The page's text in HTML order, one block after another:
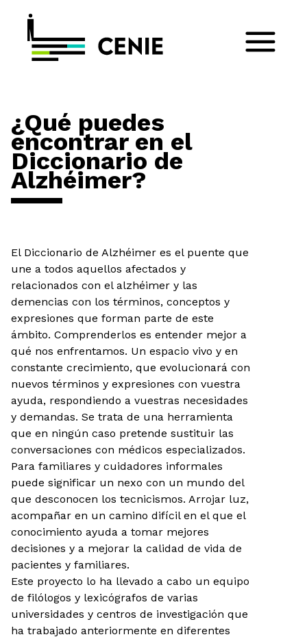
¿Qué puedes
encontrar en el
Diccionario de
Alzhéimer?
El Diccionario de Alzhéimer es el puente que
une a todos aquellos afectados y
relacionados con el alzhéimer y las
demencias con los términos, conceptos y
expresiones que forman parte de este
ámbito. Comprenderlos es entender mejor a
qué nos enfrentamos. Un espacio vivo y en
constante crecimiento, que evolucionará con
nuevos términos y expresiones con vuestra
ayuda, respondiendo a vuestras necesidades
y demandas. Se trata de una herramienta
que en ningún caso pretende sustituir las
conversaciones con médicos especializados.
Para familiares y cuidadores informales
puede significar un nexo con un mundo del
que desconocen los tecnicismos. Arrojar luz,
acompañar en un camino difícil en el que el
conocimiento ayuda a tomar mejores
decisiones y a mejorar la calidad de vida de
pacientes y familiares.
Este proyecto lo ha llevado a cabo un equipo
de filólogos y lexicógrafos de varias
universidades y centros de investigación que
ha trabajado anteriormente en diferentes